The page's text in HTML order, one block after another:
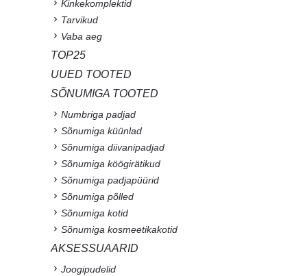
Kinkekomplektid
Tarvikud
Vaba aeg
TOP25
UUED TOOTED
SÕNUMIGA TOOTED
Numbriga padjad
Sõnumiga küünlad
Sõnumiga diivanipadjad
Sõnumiga köögirätikud
Sõnumiga padjapüürid
Sõnumiga põlled
Sõnumiga kotid
Sõnumiga kosmeetikakotid
AKSESSUAARID
Joogipudelid